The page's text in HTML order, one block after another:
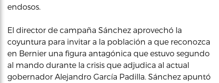
endosos.
El director de campaña Sánchez aprovechó la
coyuntura para invitar a la población a que reconozca
en Bernier una figura antagónica que estuvo segundo
al mando durante la crisis que adjudica al actual
gobernador Alejandro García Padilla. Sánchez apuntó